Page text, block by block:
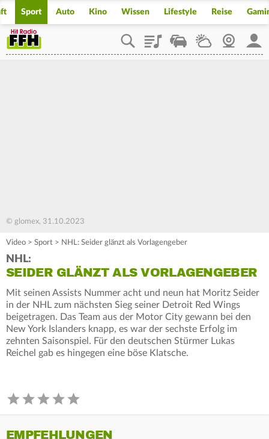
Sport Auto Kino Wissen Lifestyle Reise
PlaylistStaupilotWetterWebcam
© glomex, 31.10.2023
Video > Sport > NHL: Seider glänzt als Vorlagengeber
NHL:
SEIDER GLÄNZT ALS VORLAGENGEBER
Mit seinen Assists Nummer acht und neun hat Moritz Seider
in der NHL zum nächsten Sieg seiner Detroit Red Wings
beigetragen. Das Team aus der Motor City gewann bei den
New York Islanders knapp, es war der sechste Erfolg im
zehnten Saisonspiel. Für den deutschen Stürmer Lukas
Reichel gab es hingegen eine böse Klatsche.
EMPFEHLUNGEN